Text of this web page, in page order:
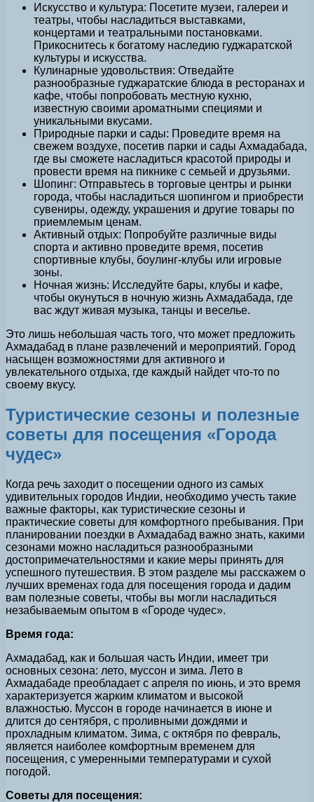
Искусство и культура: Посетите музеи, галереи и
театры, чтобы насладиться выставками,
концертами и театральными постановками.
Прикоснитесь к богатому наследию гуджаратской
культуры и искусства.
Кулинарные удовольствия: Отведайте
разнообразные гуджаратские блюда в ресторанах и
кафе, чтобы попробовать местную кухню,
известную своими ароматными специями и
уникальными вкусами.
Природные парки и сады: Проведите время на
свежем воздухе, посетив парки и сады Ахмадабада,
где вы сможете насладиться красотой природы и
провести время на пикнике с семьей и друзьями.
Шопинг: Отправьтесь в торговые центры и рынки
города, чтобы насладиться шопингом и приобрести
сувениры, одежду, украшения и другие товары по
приемлемым ценам.
Активный отдых: Попробуйте различные виды
спорта и активно проведите время, посетив
спортивные клубы, боулинг-клубы или игровые
зоны.
Ночная жизнь: Исследуйте бары, клубы и кафе,
чтобы окунуться в ночную жизнь Ахмадабада, где
вас ждут живая музыка, танцы и веселье.
Это лишь небольшая часть того, что может предложить
Ахмадабад в плане развлечений и мероприятий. Город
насыщен возможностями для активного и
увлекательного отдыха, где каждый найдет что-то по
своему вкусу.
Туристические сезоны и полезные
советы для посещения «Города
чудес»
Когда речь заходит о посещении одного из самых
удивительных городов Индии, необходимо учесть такие
важные факторы, как туристические сезоны и
практические советы для комфортного пребывания. При
планировании поездки в Ахмадабад важно знать, какими
сезонами можно насладиться разнообразными
достопримечательностями и какие меры принять для
успешного путешествия. В этом разделе мы расскажем о
лучших временах года для посещения города и дадим
вам полезные советы, чтобы вы могли насладиться
незабываемым опытом в «Городе чудес».
Время года:
Ахмадабад, как и большая часть Индии, имеет три
основных сезона: лето, муссон и зима. Лето в
Ахмадабаде преобладает с апреля по июнь, и это время
характеризуется жарким климатом и высокой
влажностью. Муссон в городе начинается в июне и
длится до сентября, с проливными дождями и
прохладным климатом. Зима, с октября по февраль,
является наиболее комфортным временем для
посещения, с умеренными температурами и сухой
погодой.
Советы для посещения: